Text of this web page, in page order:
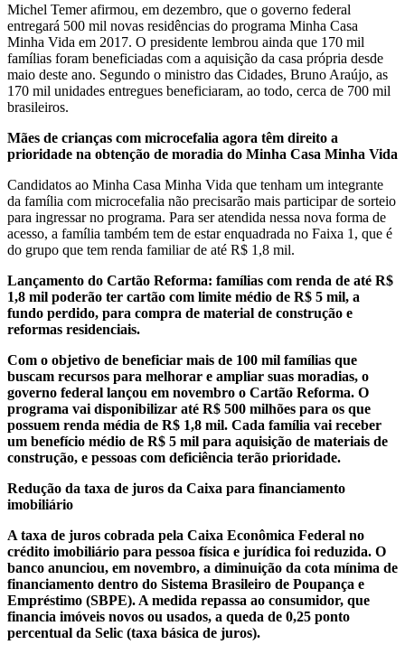
Michel Temer afirmou, em dezembro, que o governo federal
entregará 500 mil novas residências do programa Minha Casa
Minha Vida em 2017. O presidente lembrou ainda que 170 mil
famílias foram beneficiadas com a aquisição da casa própria desde
maio deste ano. Segundo o ministro das Cidades, Bruno Araújo, as
170 mil unidades entregues beneficiaram, ao todo, cerca de 700 mil
brasileiros.
Mães de crianças com microcefalia agora têm direito a
prioridade na obtenção de moradia do Minha Casa Minha Vida
Candidatos ao Minha Casa Minha Vida que tenham um integrante
da família com microcefalia não precisarão mais participar de sorteio
para ingressar no programa. Para ser atendida nessa nova forma de
acesso, a família também tem de estar enquadrada no Faixa 1, que é
do grupo que tem renda familiar de até R$ 1,8 mil.
Lançamento do Cartão Reforma: famílias com renda de até R$
1,8 mil poderão ter cartão com limite médio de R$ 5 mil, a
fundo perdido, para compra de material de construção e
reformas residenciais.
Com o objetivo de beneficiar mais de 100 mil famílias que
buscam recursos para melhorar e ampliar suas moradias, o
governo federal lançou em novembro o Cartão Reforma. O
programa vai disponibilizar até R$ 500 milhões para os que
possuem renda média de R$ 1,8 mil. Cada família vai receber
um benefício médio de R$ 5 mil para aquisição de materiais de
construção, e pessoas com deficiência terão prioridade.
Redução da taxa de juros da Caixa para financiamento
imobiliário
A taxa de juros cobrada pela Caixa Econômica Federal no
crédito imobiliário para pessoa física e jurídica foi reduzida. O
banco anunciou, em novembro, a diminuição da cota mínima de
financiamento dentro do Sistema Brasileiro de Poupança e
Empréstimo (SBPE). A medida repassa ao consumidor, que
financia imóveis novos ou usados, a queda de 0,25 ponto
percentual da Selic (taxa básica de juros).